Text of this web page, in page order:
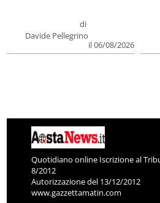
di
Davide Pellegrino
il 06/08/2026
Quotidiano online Iscrizione al
8/2012
Autorizzazione del 13/12/2012
www.gazzettamatin.com